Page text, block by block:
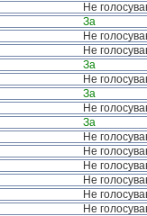
Не
За
Не
Не
За
Не
За
Не
За
Не
Не
Не
Не
Не
Не